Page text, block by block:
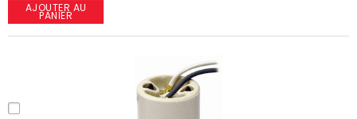
AJOUTER AU
PANIER